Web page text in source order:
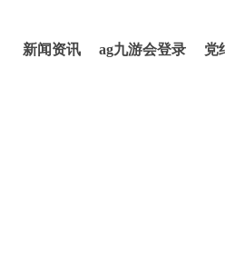
新闻资讯 ag九游会登录 党